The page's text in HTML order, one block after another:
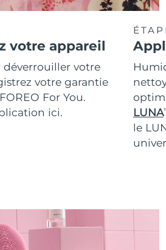
votre appareil
déverrouiller votre
votre garantie
For You.
ici.
LUNA
le